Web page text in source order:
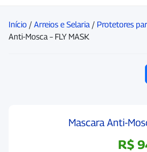
Início / Arreios e Selaria / Protetores
Anti-Mosca – FLY MASK
Mascara Anti-
R$